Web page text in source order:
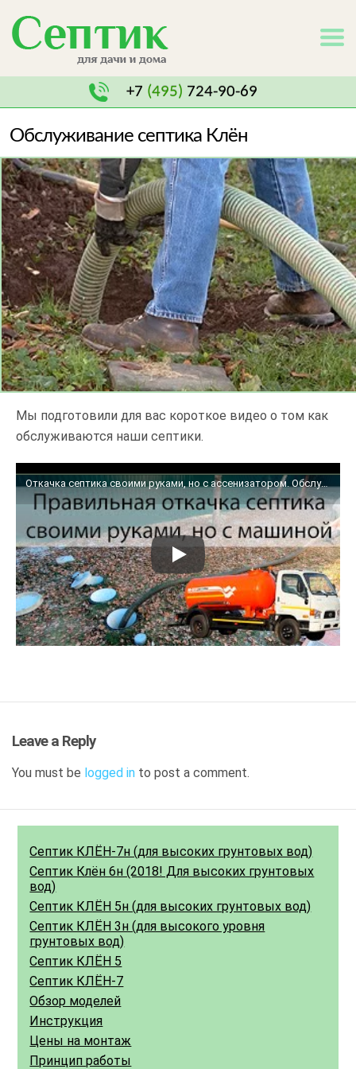
+7 (495) 724-90-69
Обслуживание септика Клён
Мы подготовили для вас короткое видео о том как
обслуживаются наши септики.
Откачка септика своими руками, но с ассенизатором. Обслуживание септика Клён
Leave a Reply
You must be logged in to post a comment.
Септик КЛЁН-7н (для высоких грунтовых вод)
Септик Клён 6н (2018! Для высоких грунтовых
вод)
Септик КЛЁН 5н (для высоких грунтовых вод)
Септик КЛЁН 3н (для высокого уровня
грунтовых вод)
Септик КЛЁН 5
Септик КЛЁН-7
Обзор моделей
Инструкция
Цены на монтаж
Принцип работы